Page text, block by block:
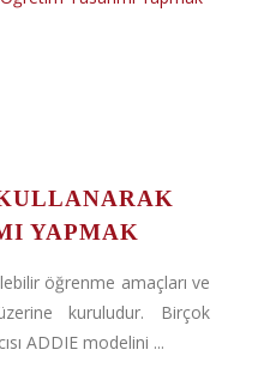
YAPMAK
öğrenme amaçları ve
kuruludur. Birçok
ADDIE modelini ...